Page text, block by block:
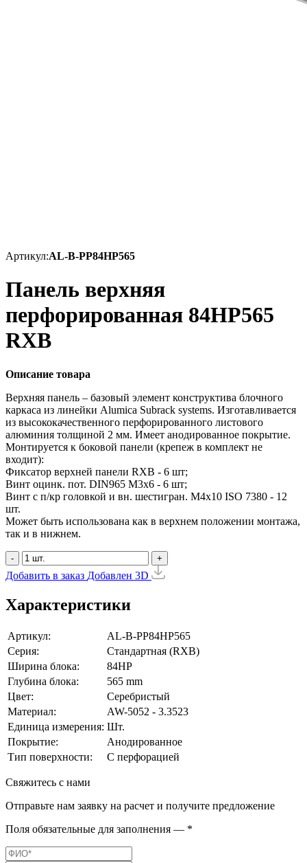
Артикул:AL-B-PP84HP565
Панель верхняя
перфорированная 84HP565
RXB
Описание товара
Верхняя панель – базовый элемент конструктива блочного
каркаса из линейки Alumica Subrack systems. Изготавливается
из высококачественного перфорированного листового
алюминия толщиной 2 мм. Имеет анодированное покрытие.
Монтируется к боковой панели (крепеж в комплект не
входит):
Фиксатор верхней панели RXB - 6 шт;
Винт оцинк. пот. DIN965 М3х6 - 6 шт;
Винт с п/кр головкой и вн. шестигран. М4x10 ISO 7380 - 12
шт.
Может быть использована как в верхнем положении монтажа,
так и в нижнем.
- +
Добавить в заказ Добавлен 3D
Характеристики
Артикул:
AL-B-PP84HP565
Серия:
Стандартная (RXB)
Ширина блока:
84HP
Глубина блока:
565 mm
Цвет:
Серебристый
Материал:
AW-5052 - 3.3523
Единица измерения: Шт.
Покрытие:
Анодированное
Тип поверхности:
С перфорацией
Свяжитесь с нами
Отправьте нам заявку на расчет и получите предложение
Поля обязательные для заполнения — *